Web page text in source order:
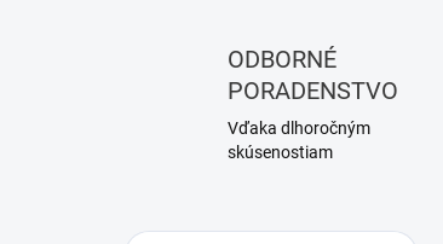
ODBORNÉ
PORADENSTVO
Vďaka dlhoročným
skúsenostiam